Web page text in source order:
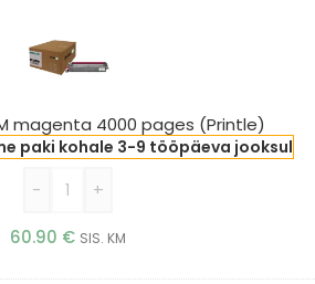
249M
magenta
pages
(Printle)
magenta 4000 pages (Printle)
paki kohale 3-9 tööpäeva jooksul
- +
60.90 € SIS. KM